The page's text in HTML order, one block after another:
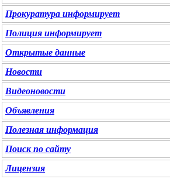
Прокуратура информирует
Полиция информирует
Открытые данные
Новости
Видеоновости
Объявления
Полезная информация
Поиск по сайту
Лицензия